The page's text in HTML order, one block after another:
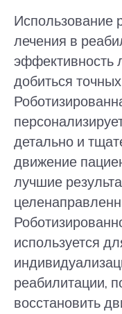
Использование
лечения в
эффективность
добиться
детально и
движение
лучшие
используется
реабилитации,
восстановить